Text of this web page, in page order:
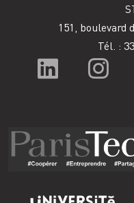
151, boulevard
Tél. : 33